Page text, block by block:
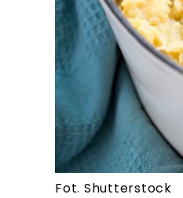
Fot. Shutterstock